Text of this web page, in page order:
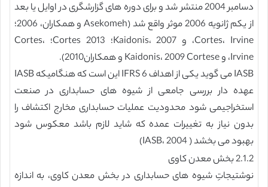
دسامبر 2004 منتشر شد و برای دوره های گزارشگری در اوایل یا بعد
از یکم ژانویه 2006 موثر واقع شد (Asekomeh و همکاران، 2006؛
Cortes، Irvine، و Kaidonis، 2007؛ Cortes 2013؛ Cortes،
Irvine، و Kaidonis، 2009 Cortese و همکاران2010).
IASB می گوید یکی از اهداف IFRS 6 این است که هنگامیکه IASB
عهده دار بررسی جامعی از شیوه های حسابداری در صنعت
استخراجیمی شود محدودیت عملیات حسابداری مخارج اکتشاف را
بدون نیاز به تغییرات عمده که شاید لازم باشد معکوس شود
بهبود می بخشد ( IASB، 2004)
2.1.2 بخش معدن کاوی
نوشتیجاتِ شیوه های حسابداری در بخش معدن کاوی، به اندازه